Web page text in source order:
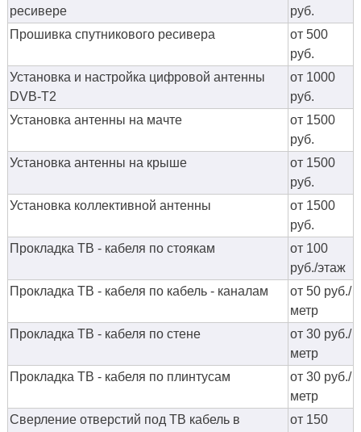
ресивере
руб.
Прошивка спутникового ресивера
от 500
руб.
Установка и настройка цифровой антенны
DVB-T2
от 1000
руб.
Установка антенны на мачте
от 1500
руб.
Установка антенны на крыше
от 1500
руб.
Установка коллективной антенны
от 1500
руб.
Прокладка ТВ - кабеля по стоякам
от 100
руб./этаж
Прокладка ТВ - кабеля по кабель - каналам
от 50 руб./
метр
Прокладка ТВ - кабеля по стене
от 30 руб./
метр
Прокладка ТВ - кабеля по плинтусам
от 30 руб./
метр
Сверление отверстий под ТВ кабель в
от 150